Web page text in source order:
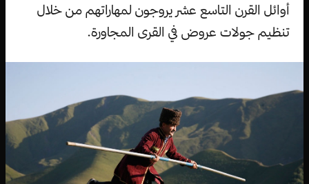
أوائل القرن التاسع عشر يروجون لمهاراتهم من خلال
تنظيم جولات عروض في القرى المجاورة.